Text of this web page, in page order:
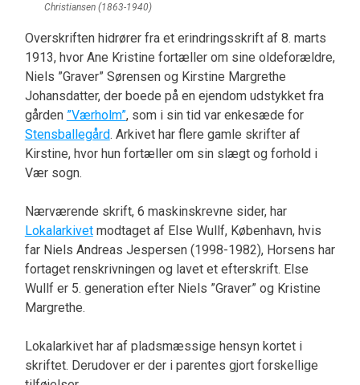
Christiansen (1863-1940)
Overskriften hidrører fra et erindringsskrift af 8. marts
1913, hvor Ane Kristine fortæller om sine oldeforældre,
Niels ”Graver” Sørensen og Kirstine Margrethe
Johansdatter, der boede på en ejendom udstykket fra
gården ”Værholm”, som i sin tid var enkesæde for
Stensballegård. Arkivet har flere gamle skrifter af
Kirstine, hvor hun fortæller om sin slægt og forhold i
Vær sogn.
Nærværende skrift, 6 maskinskrevne sider, har
Lokalarkivetmodtaget af Else Wullf, København, hvis
far Niels Andreas Jespersen (1998-1982), Horsens har
fortaget renskrivningen og lavet et efterskrift. Else
Wullf er 5. generation efter Niels ”Graver” og Kristine
Margrethe.
Lokalarkivet har af pladsmæssige hensyn kortet i
skriftet. Derudover er der i parentes gjort forskellige